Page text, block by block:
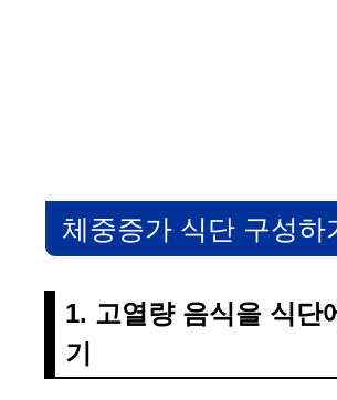
체중증가 식단 구성하
1. 고열량 음식을 식단
기